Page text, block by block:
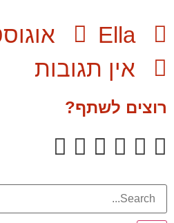
Ella
אוגוסט 9,
אין תגובות
רוצים לשתף?